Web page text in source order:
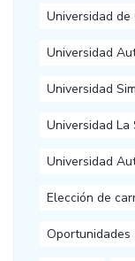
Universidad de
Universidad
Universidad
Universidad La
Universidad
Elección de
Oportunidades